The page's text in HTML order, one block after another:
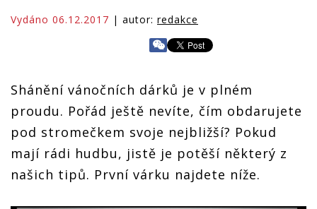
Vydáno 06.12.2017 | autor: redakce
Shánění vánočních dárků je v plném
proudu. Pořád ještě nevíte, čím obdarujete
pod stromečkem svoje nejbližší? Pokud
mají rádi hudbu, jistě je potěší některý z
našich tipů. První várku najdete níže.